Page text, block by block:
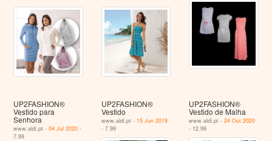
UP2FASHION®
Vestido para
Senhora
www.aldi.pt -04 Jul 2020 -
7.99
UP2FASHION®
Vestido
www.aldi.pt - 15 Jun 2019
- 7.99
UP2FASHION®
Vestido de Malha
www.aldi.pt -24 Out 2020
- 12.99